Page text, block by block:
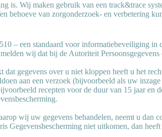
is. Wij maken gebruik van een track&trace
behoeve van zorgonderzoek- en verbetering
– een standaard voor informatiebeveiliging in
wij dat bij de Autoriteit
gegevens over u niet kloppen heeft u het
aan een verzoek (bijvoorbeeld als uw
recepten voor de duur van 15 jaar
wij uw gegevens behandelen, neemt u dan
Gegevensbescherming niet uitkomen, dan